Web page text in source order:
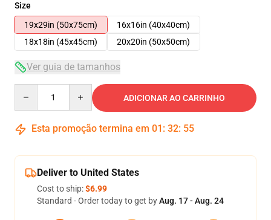
Size
19x29in (50x75cm)
16x16in (40x40cm)
18x18in (45x45cm)
20x20in (50x50cm)
Ver guia de tamanhos
ADICIONAR AO CARRINHO
Esta promoção termina em 01 : 32: 55
Deliver to United States
Cost to ship:$6.99
Standard - Order today to get byAug. 17 - Aug. 24